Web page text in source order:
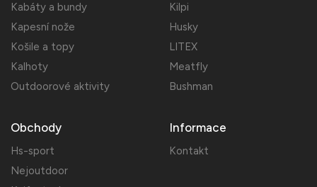
Kabáty a bundy
Kapesní nože
Košile a topy
Kalhoty
Outdoorové aktivity
Kilpi
Husky
LITEX
Meatfly
Bushman
Obchody
Hs-sport
Nejoutdoor
Informace
Kontakt